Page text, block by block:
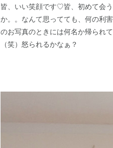
皆、いい笑顔です♡皆、初めて会
か。。なんて思ってても、何の利
のお写真のときには何名か帰られ
（笑）怒られるかなぁ？